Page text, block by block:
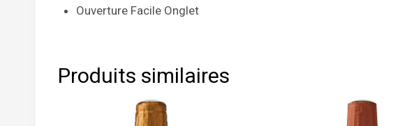
Ouverture Facile Onglet
Produits similaires